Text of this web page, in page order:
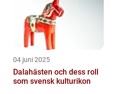
04 juni 2025
Dalahästen och dess roll
som svensk kulturikon